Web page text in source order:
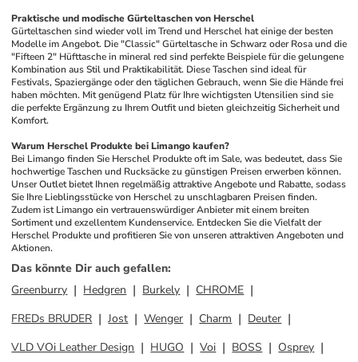
Praktische und modische Gürteltaschen von Herschel
Gürteltaschen sind wieder voll im Trend und Herschel hat einige der besten
Modelle im Angebot. Die "Classic" Gürteltasche in Schwarz oder Rosa und die
"Fifteen 2" Hüfttasche in mineral red sind perfekte Beispiele für die gelungene
Kombination aus Stil und Praktikabilität. Diese Taschen sind ideal für
Festivals, Spaziergänge oder den täglichen Gebrauch, wenn Sie die Hände frei
haben möchten. Mit genügend Platz für Ihre wichtigsten Utensilien sind sie
die perfekte Ergänzung zu Ihrem Outfit und bieten gleichzeitig Sicherheit und
Komfort.
Warum Herschel Produkte bei Limango kaufen?
Bei Limango finden Sie Herschel Produkte oft im Sale, was bedeutet, dass Sie
hochwertige Taschen und Rucksäcke zu günstigen Preisen erwerben können.
Unser Outlet bietet Ihnen regelmäßig attraktive Angebote und Rabatte, sodass
Sie Ihre Lieblingsstücke von Herschel zu unschlagbaren Preisen finden.
Zudem ist Limango ein vertrauenswürdiger Anbieter mit einem breiten
Sortiment und exzellentem Kundenservice. Entdecken Sie die Vielfalt der
Herschel Produkte und profitieren Sie von unseren attraktiven Angeboten und
Aktionen.
Das könnte Dir auch gefallen:
Greenburry
Hedgren Burkely
CHROME
FREDs BRUDER
Jost Wenger Charm
Deuter
VLD VOi Leather Design
HUGO Voi BOSS
Osprey